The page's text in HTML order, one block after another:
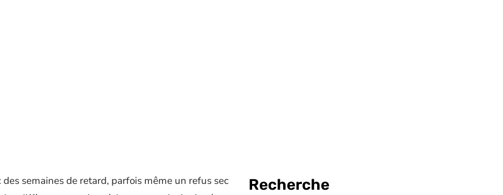
des semaines de retard, parfois même un refus sec
Recherche